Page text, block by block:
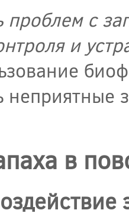
проблем с
и
неприятные
в